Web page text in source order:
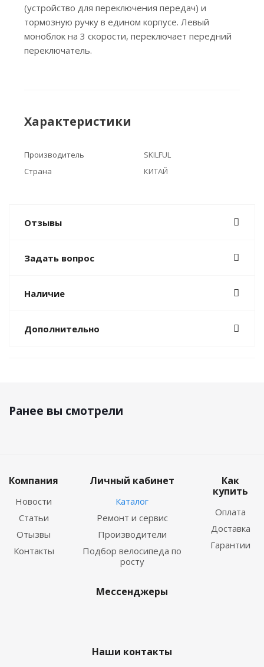
(устройство для переключения передач) и
тормозную ручку в едином корпусе. Левый
моноблок на 3 скорости, переключает передний
переключатель.
Характеристики
Производитель
SKILFUL
Страна
КИТАЙ
Отзывы
Задать вопрос
Наличие
Дополнительно
Ранее вы смотрели
Компания
Новости
Статьи
Отызвы
Контакты
Личный кабинет
Каталог
Ремонт и сервис
Производители
Подбор велосипеда по
росту
Как
купить
Оплата
Доставка
Гарантии
Мессенджеры
Наши контакты